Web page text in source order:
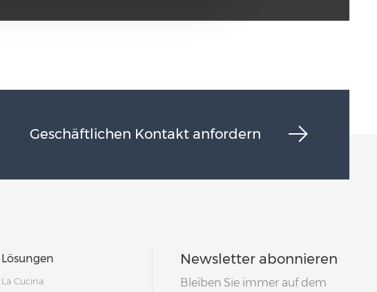
Geschäftlichen Kontakt anfordern
Lösungen
La Cucina
Newsletter abonnieren
Bleiben Sie immer auf dem